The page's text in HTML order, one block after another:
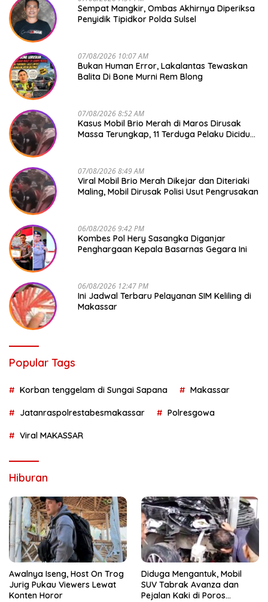
Sempat Mangkir, Ombas Akhirnya Diperiksa
Penyidik Tipidkor Polda Sulsel
07/08/2026 10:07 AM
Bukan Human Error, Lakalantas Tewaskan
Balita Di Bone Murni Rem Blong
07/08/2026 8:52 AM
Kasus Mobil Brio Merah di Maros Dirusak
Massa Terungkap, 11 Terduga Pelaku Diciduk
07/08/2026 8:49 AM
Viral Mobil Brio Merah Dikejar dan Diteriaki
Maling, Mobil Dirusak Polisi Usut Pengrusakan
06/08/2026 9:42 PM
Kombes Pol Hery Sasangka Diganjar
Penghargaan Kepala Basarnas Gegara Ini
06/08/2026 12:47 PM
Ini Jadwal Terbaru Pelayanan SIM Keliling di
Makassar
Popular Tags
Korban tenggelam di Sungai Sapana Makassar
Jatanraspolrestabesmakassar Polresgowa
Viral MAKASSAR
Hiburan
Awalnya Iseng, Host On Trog
Jurig Pukau Viewers Lewat
Konten Horor
Diduga Mengantuk, Mobil
SUV Tabrak Avanza dan
Pejalan Kaki di Poros